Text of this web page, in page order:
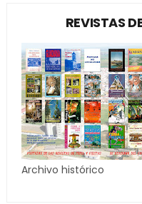
REVISTAS
Archivo histórico